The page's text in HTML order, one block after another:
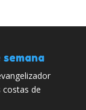
costas de